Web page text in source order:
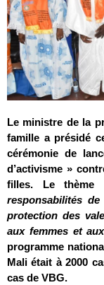
Le ministre de la
famille a présidé
cérémonie de
d’activisme »
filles. Le thème
responsabilités
protection des
aux femmes et
programme
Mali était à 2000
cas de VBG.